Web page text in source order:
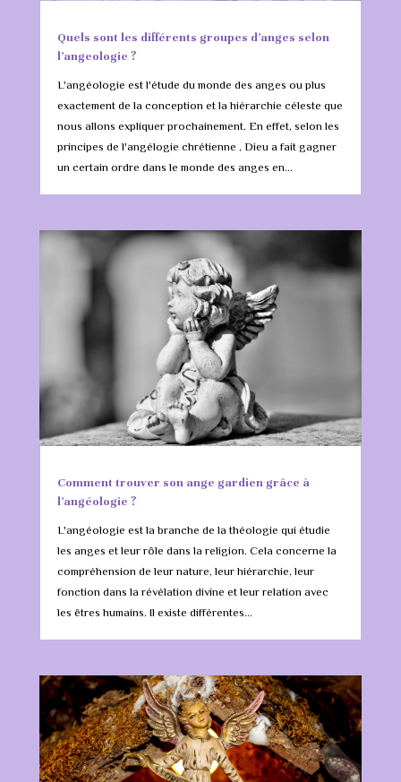
Quels sont les différents groupes d’anges selon
l’angeologie ?
L'angéologie est l'étude du monde des anges ou plus
exactement de la conception et la hiérarchie céleste que
nous allons expliquer prochainement. En effet, selon les
principes de l'angélogie chrétienne , Dieu a fait gagner
un certain ordre dans le monde des anges en...
Comment trouver son ange gardien grâce à
l’angéologie ?
L'angéologie est la branche de la théologie qui étudie
les anges et leur rôle dans la religion. Cela concerne la
compréhension de leur nature, leur hiérarchie, leur
fonction dans la révélation divine et leur relation avec
les êtres humains. Il existe différentes...